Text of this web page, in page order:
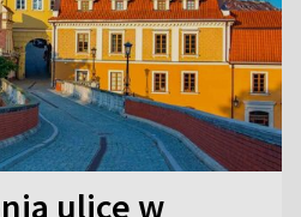
ulice w